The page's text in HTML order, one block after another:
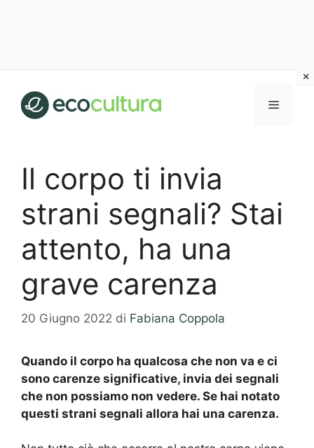
contenuto
MENU
Il corpo ti invia
strani segnali? Stai
attento, ha una
grave carenza
20 Giugno 2022 di Fabiana Coppola
Quando il corpo ha qualcosa che non va e ci
sono carenze significative, invia dei segnali
che non possiamo non vedere. Se hai notato
questi strani segnali allora hai una carenza.